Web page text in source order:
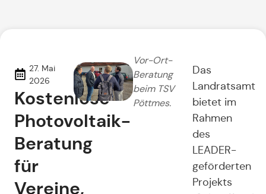
27. Mai
2026
Kostenlose
Photovoltaik-
Beratung
für
Vereine,
Vor-Ort-
Beratung
beim TSV
Pöttmes.
Das
Landratsamt
bietet im
Rahmen
des
LEADER-
geförderten
Projekts